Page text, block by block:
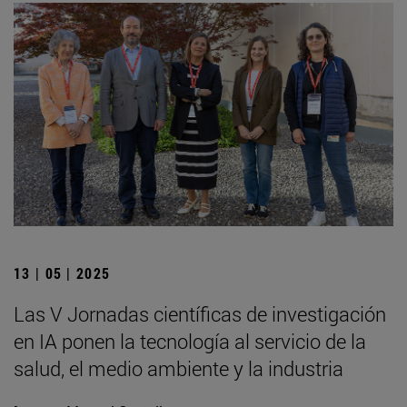
13 | 05 | 2025
Las V Jornadas científicas de investigación
en IA ponen la tecnología al servicio de la
salud, el medio ambiente y la industria